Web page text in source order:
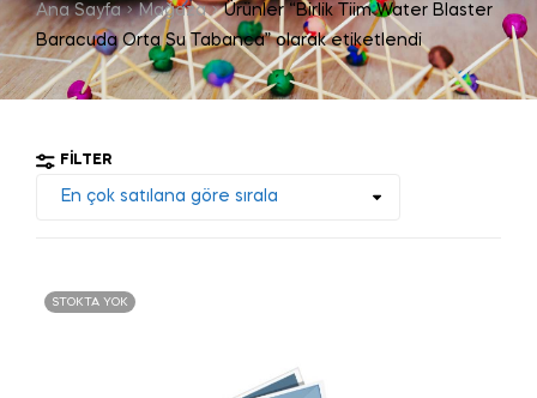
Ana Sayfa Mağaza
Ürünler “Birlik Tiim Water Blaster
Baracuda Orta Su Tabanca” olarak etiketlendi
FILTER
STOKTA YOK